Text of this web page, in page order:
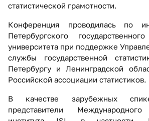
статистической грамотности.
Конференция проводилась по
Петербургского
университета при поддержке
службы государственной
Петербургу и Ленинградской
Российской ассоциации статистиков.
В качестве зарубежных
представители Международного